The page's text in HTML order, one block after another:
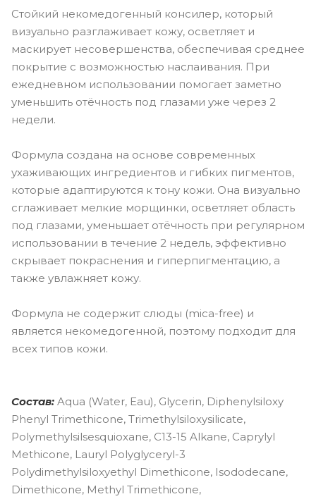
Стойкий некомедогенный консилер, который
визуально разглаживает кожу, осветляет и
маскирует несовершенства, обеспечивая среднее
покрытие с возможностью наслаивания. При
ежедневном использовании помогает заметно
уменьшить отёчность под глазами уже через 2
недели.
Формула создана на основе современных
ухаживающих ингредиентов и гибких пигментов,
которые адаптируются к тону кожи. Она визуально
сглаживает мелкие морщинки, осветляет область
под глазами, уменьшает отёчность при регулярном
использовании в течение 2 недель, эффективно
скрывает покраснения и гиперпигментацию, а
также увлажняет кожу.
Формула не содержит слюды (mica-free) и
является некомедогенной, поэтому подходит для
всех типов кожи.
Состав: Aqua (Water, Eau), Glycerin, Diphenylsiloxy
Phenyl Trimethicone, Trimethylsiloxysilicate,
Polymethylsilsesquioxane, C13-15 Alkane, Caprylyl
Methicone, Lauryl Polyglyceryl-3
Polydimethylsiloxyethyl Dimethicone, Isododecane,
Dimethicone, Methyl Trimethicone,